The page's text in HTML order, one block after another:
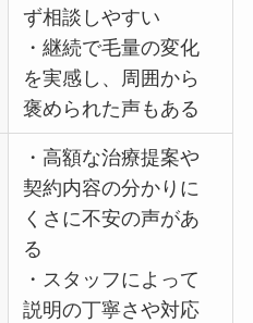
ず相談しやすい
・継続で毛量の変化
を実感し、周囲から
褒められた声もある
・高額な治療提案や
契約内容の分かりに
くさに不安の声があ
る
・スタッフによって
説明の丁寧さや対応